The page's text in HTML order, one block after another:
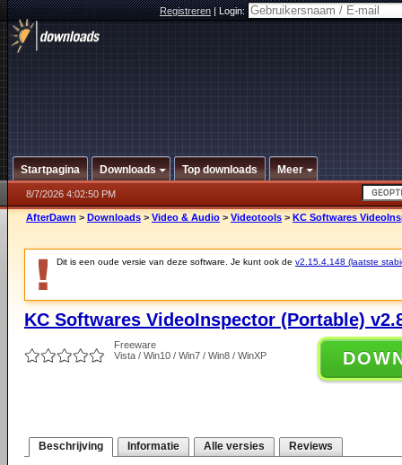
Registreren|Login:
Startpagina Downloads Top downloads Meer
8/7/2026 4:02:50 PM
AfterDawn > Downloads > Video & Audio > Videotools > KC Softwares
Dit is een oude versie van deze software. Je kunt ook de v2.15.4.148 (laatste
KC Softwares VideoInspector (Portable)
Freeware
Vista / Win10 / Win7 / Win8 / WinXP
Beschrijving Informatie Alle versies Reviews